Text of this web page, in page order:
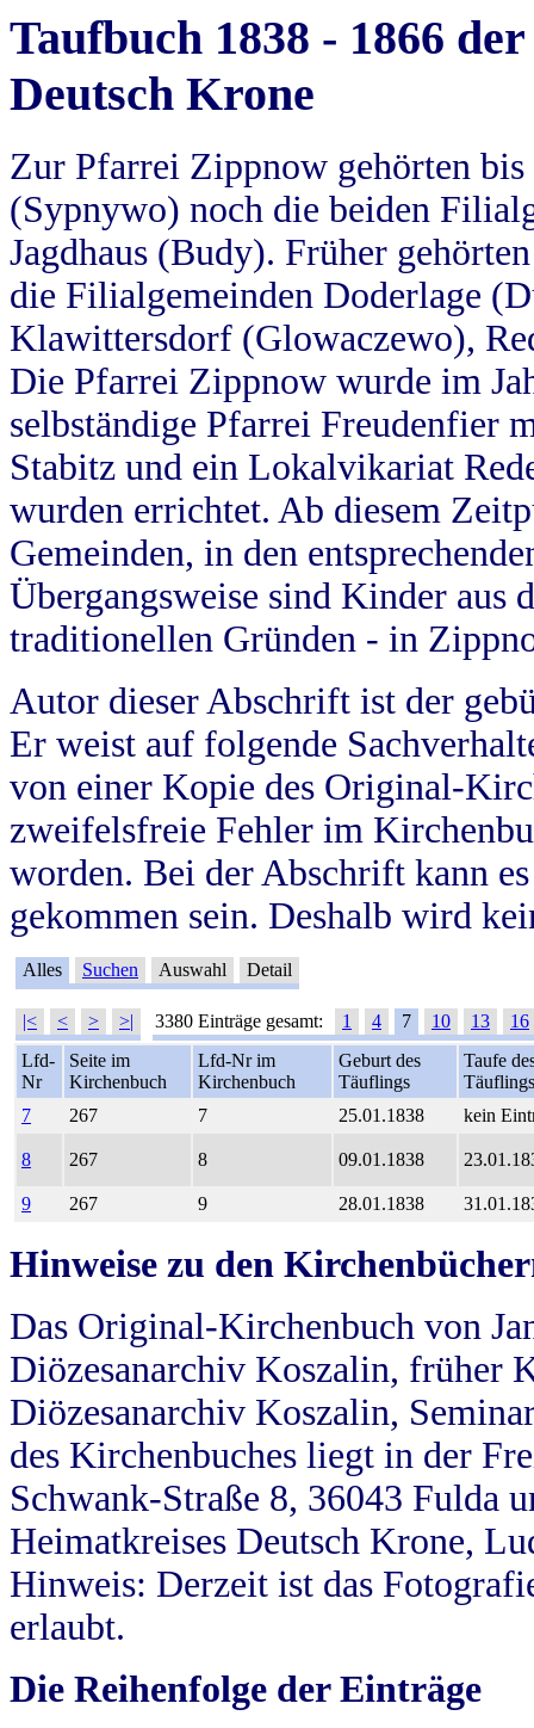
Taufbuch 1838 - 1866
Deutsch Krone
Zur Pfarrei Zippnow gehörten
(Sypnywo) noch die beiden
Jagdhaus (Budy). Früher
die Filialgemeinden Doderlage
Klawittersdorf (Glowaczewo),
Die Pfarrei Zippnow wurde im
selbständige Pfarrei Freudenfier
Stabitz und ein Lokalvikariat
wurden errichtet. Ab diesem
Gemeinden, in den
Übergangsweise sind Kinder aus
traditionellen Gründen - in
Autor dieser Abschrift ist der
Er weist auf folgende
von einer Kopie des Original-
zweifelsfreie Fehler im
worden. Bei der Abschrift kann
gekommen sein. Deshalb wird
Alles Suchen Auswahl Detail
|< < > >| 3380 Einträge gesamt: 1 4 7 10 13
16
Lfd-
Nr
Seite im
Kirchenbuch
Lfd-Nr im
Kirchenbuch
Geburt des
Täuflings
Taufe
Täuflings
7
267 7 25.01.1838 kein
8 267 8 09.01.1838
9 267 9 28.01.1838
Hinweise zu den
Das Original-Kirchenbuch von
Diözesanarchiv Koszalin, früher
Diözesanarchiv Koszalin,
des Kirchenbuches liegt in der
Schwank-Straße 8, 36043 Fulda
Heimatkreises Deutsch Krone,
Hinweis: Derzeit ist das
erlaubt.
Die Reihenfolge der Einträge